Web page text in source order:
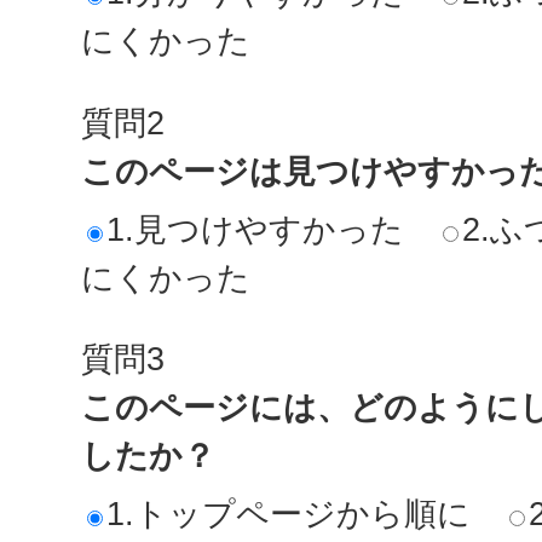
にくかった
質問2
このページは見つけやすかっ
1.見つけやすかった
2.ふ
にくかった
質問3
このページには、どのように
したか？
1.トップページから順に